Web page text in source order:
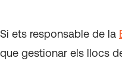
Si ets responsable de la
que gestionar els llocs